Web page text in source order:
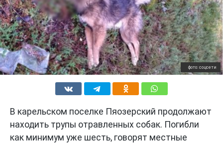
фото: соцсети
В карельском поселке Пяозерский продолжают
находить трупы отравленных собак. Погибли
как минимум уже шесть, говорят местные